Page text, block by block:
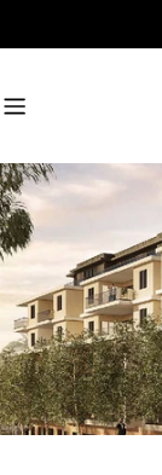
ไป
เนื้อหา